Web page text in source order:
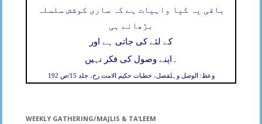
باقی یہ کیا واہیات ہے کہ ساری کوشش سلسلہ
بڑھانے ہی
کے لئے کی جاتی ہے اور
اپنے وصول کی فکر نہیں ۔
وعظ: الوصل وہلفصل، خطبات حکیم الامت رح، جلد 15/ص 192
WEEKLY GATHERING/MAJLIS & TA’LEEM